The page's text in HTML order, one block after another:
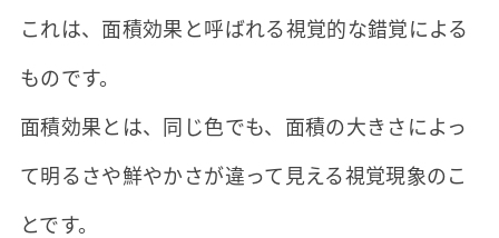
これは、面積効果と呼ばれる視覚的な錯覚による
ものです。
面積効果とは、同じ色でも、面積の大きさによっ
て明るさや鮮やかさが違って見える視覚現象のこ
とです。